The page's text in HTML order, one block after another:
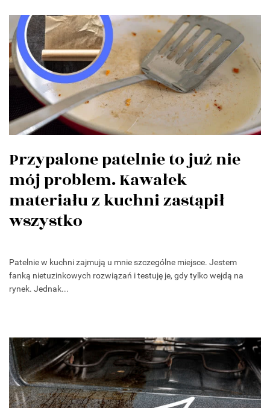
Przypalone patelnie to już nie
mój problem. Kawałek
materiału z kuchni zastąpił
wszystko
Patelnie w kuchni zajmują u mnie szczególne miejsce. Jestem
fanką nietuzinkowych rozwiązań i testuję je, gdy tylko wejdą na
rynek. Jednak...